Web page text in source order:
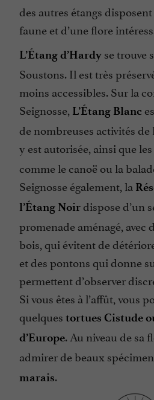
des autres étangs
faune et d’une flore
L’Étang d’Hardy se trouve
Soustons. Il est très
moins accessibles. Sur la
Seignosse, L’Étang Blanc
de nombreuses activités
y est autorisée, ainsi que les
comme le canoë ou la
Seignosse également, la
l’Étang Noirdispose d’un
promenade aménagé, avec
bois, qui évitent de
et des pontons qui donne
permettent d’observer
Si vous êtes à l’affût, vous
quelques tortues Cistude
d’Europe. Au niveau de sa
admirer de beaux
marais.